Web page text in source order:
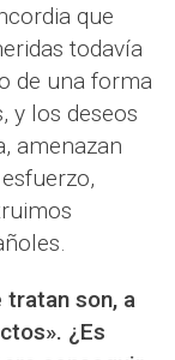
que
todavía
de una forma
y los deseos
amenazan
son, a
¿Es